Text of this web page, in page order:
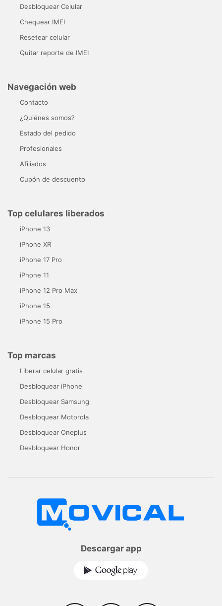
Desbloquear Celular
Chequear IMEI
Resetear celular
Quitar reporte de IMEI
Navegación web
Contacto
¿Quiénes somos?
Estado del pedido
Profesionales
Afiliados
Cupón de descuento
Top celulares liberados
iPhone 13
iPhone XR
iPhone 17 Pro
iPhone 11
iPhone 12 Pro Max
iPhone 15
iPhone 15 Pro
Top marcas
Liberar celular gratis
Desbloquear iPhone
Desbloquear Samsung
Desbloquear Motorola
Desbloquear Oneplus
Desbloquear Honor
Descargar app